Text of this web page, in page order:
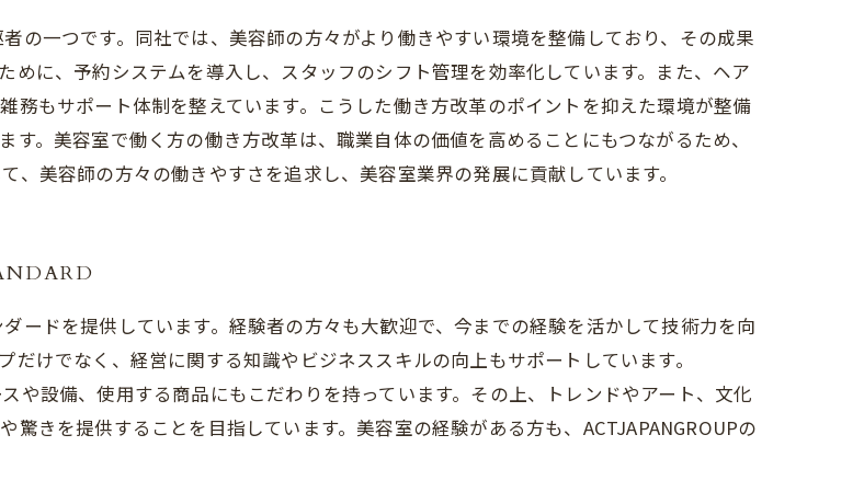
の一つです。同社では、美容師の方々がより働きやすい環境を整備しており、その成果
めに、予約システムを導入し、スタッフのシフト管理を効率化しています。また、ヘア
務もサポート体制を整えています。こうした働き方改革のポイントを抑えた環境が整備
。美容室で働く方の働き方改革は、職業自体の価値を高めることにもつながるため、
、美容師の方々の働きやすさを追求し、美容室業界の発展に貢献しています。
ードを提供しています。経験者の方々も大歓迎で、今までの経験を活かして技術力を向
けでなく、経営に関する知識やビジネススキルの向上もサポートしています。
や設備、使用する商品にもこだわりを持っています。その上、トレンドやアート、文化
きを提供することを目指しています。美容室の経験がある方も、ACTJAPANGROUPの